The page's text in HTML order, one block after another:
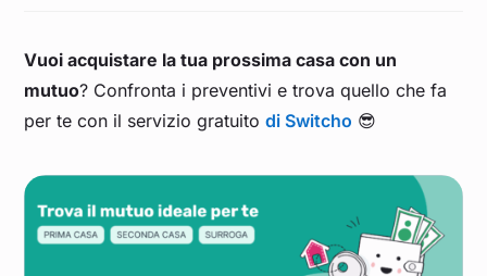
Vuoi acquistare la tua prossima casa con un
mutuo? Confronta i preventivi e trova quello che fa
per te con il servizio gratuitodi Switcho 😎